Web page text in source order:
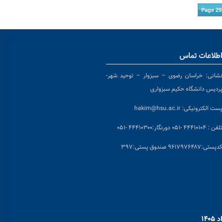
Page
تماس
خراسان رضوی – سبزوار – توحید شهر-
دانشگاه حکیم سبزواری
الکترونیکی: hakim@hsu.ac.ir
: ۴۴۴۱۰۱۰۴ -۰۵۱ دورنگار:۴۴۴۱۰۳۰۰ -۰۵۱
پستی:۹۶۱۷۹۷۶۴۸۷ صندوق پستی:۳۹۷